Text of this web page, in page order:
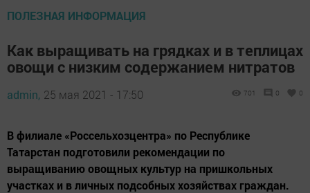
ПОЛЕЗНАЯ ИНФОРМАЦИЯ
Как выращивать на грядках и в теплицах
овощи с низким содержанием нитратов
admin, 25 мая 2021 - 17:50 701 0 0
В филиале «Россельхозцентра» по Республике
Татарстан подготовили рекомендации по
выращиванию овощных культур на пришкольных
участках и в личных подсобных хозяйствах граждан.